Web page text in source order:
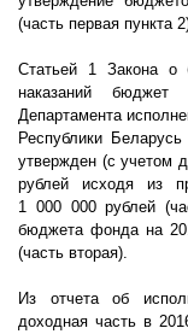
(часть первая пункта
Статьей 1 Закона о
наказаний бюджет
Департамента
Республики
утвержден (с учетом
рублей исходя из
1 000 000 рублей
бюджета фонда на
(часть вторая).
Из отчета об
доходная часть в